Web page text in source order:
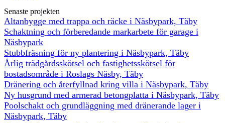
Senaste projekten
Altanbygge med trappa och räcke i Näsbypark, Täby
Schaktning och förberedande markarbete för garage i
Näsbypark
Stubbfräsning för ny plantering i Näsbypark, Täby
Årlig trädgårdsskötsel och fastighetsskötsel för
bostadsområde i Roslags Näsby, Täby
Dränering och återfyllnad kring villa i Näsbypark, Täby
Ny husgrund med armerad betongplatta i Näsbypark, Täby
Poolschakt och grundläggning med dränerande lager i
Näsbypark, Täby